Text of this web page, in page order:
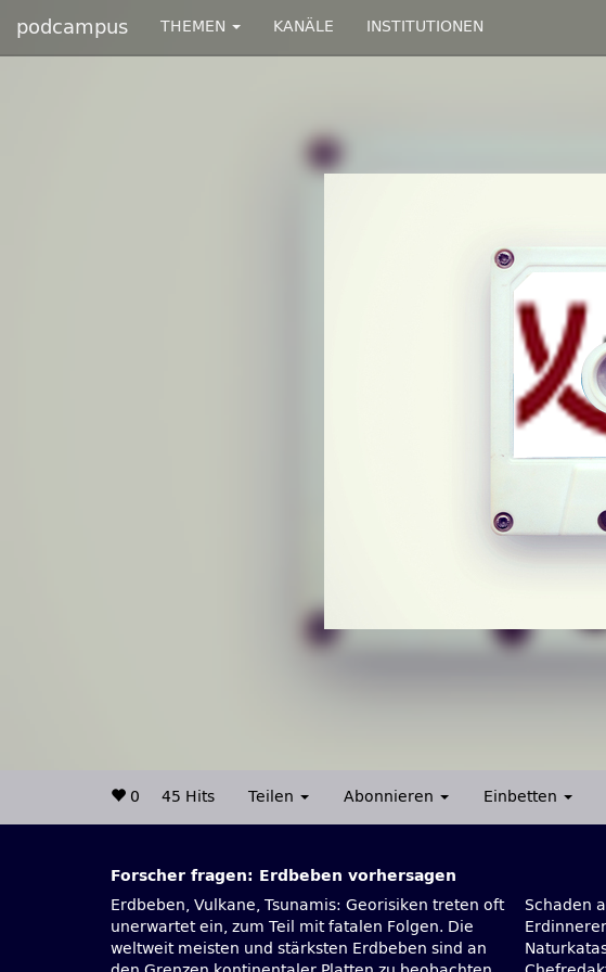
podcampus THEMEN KANÄLE INSTITUTIONEN
0 45 Hits Teilen Abonnieren Einbetten
Forscher fragen: Erdbeben vorhersagen
Erdbeben, Vulkane, Tsunamis: Georisiken treten oft
unerwartet ein, zum Teil mit fatalen Folgen. Die
weltweit meisten und stärksten Erdbeben sind an
Schaden anrichten. Was passiert genau im
Erdinneren und wie kann man derartige
Naturkatastrophen vorhersagen? Martin Meister,